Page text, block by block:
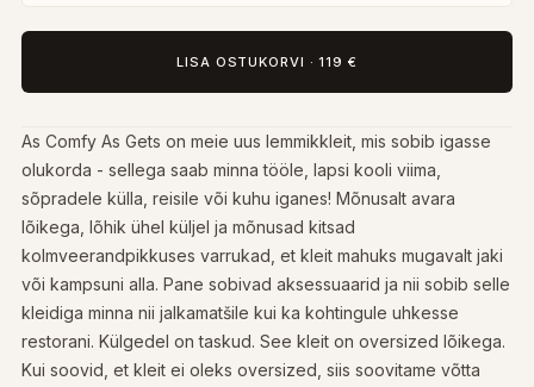
LISA OSTUKORVI ·119 €
As Comfy As Gets on meie uus lemmikkleit, mis sobib igasse
olukorda - sellega saab minna tööle, lapsi kooli viima,
sõpradele külla, reisile või kuhu iganes! Mõnusalt avara
lõikega, lõhik ühel küljel ja mõnusad kitsad
kolmveerandpikkuses varrukad, et kleit mahuks mugavalt jaki
või kampsuni alla. Pane sobivad aksessuaarid ja nii sobib selle
kleidiga minna nii jalkamatšile kui ka kohtingule uhkesse
restorani. Külgedel on taskud. See kleit on oversized lõikega.
Kui soovid, et kleit ei oleks oversized, siis soovitame võtta